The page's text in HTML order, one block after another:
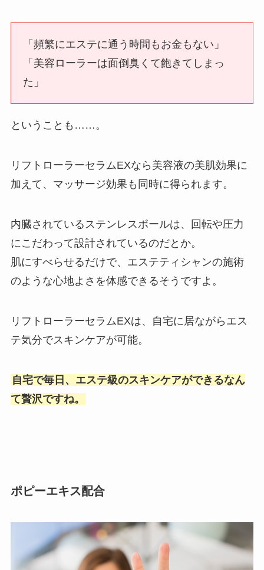
「頻繁にエステに通う時間もお金もない」
「美容ローラーは面倒臭くて飽きてしまっ
た」
ということも……。
リフトローラーセラムEXなら美容液の美肌効果に
加えて、マッサージ効果も同時に得られます。
内臓されているステンレスボールは、回転や圧力
にこだわって設計されているのだとか。
肌にすべらせるだけで、エステティシャンの施術
のような心地よさを体感できるそうですよ。
リフトローラーセラムEXは、自宅に居ながらエス
テ気分でスキンケアが可能。
自宅で毎日、エステ級のスキンケアができるなん
て贅沢ですね。
ポピーエキス配合